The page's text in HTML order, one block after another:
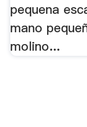
pequena
mano
molino...